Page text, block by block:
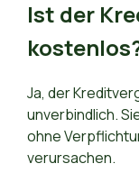
Ist der
Ja, der
unverbindlich.
ohne
verursachen.